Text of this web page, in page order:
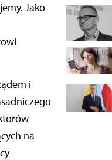
Jako
i
na
–